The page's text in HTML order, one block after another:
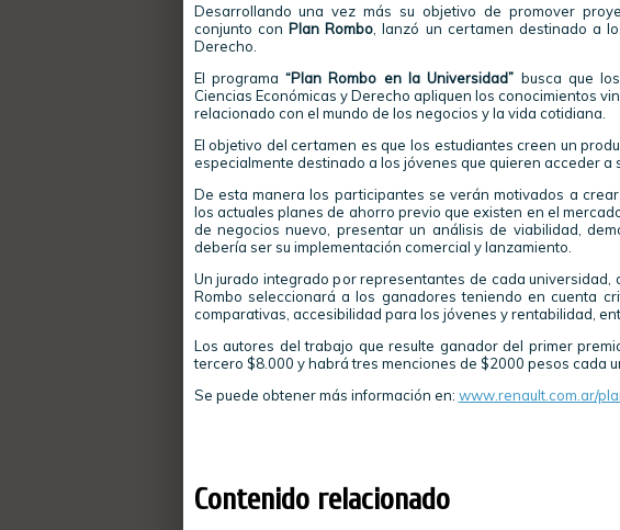
Desarrollando una vez más su objetivo de promover
conjunto con Plan Rombo , lanzó un certamen destinado a
Derecho.
El programa “Plan Rombo en la Universidad” busca que
Ciencias Económicas y Derecho apliquen los conocimientos
relacionado con el mundo de los negocios y la vida cotidiana.
El objetivo del certamen es que los estudiantes creen un
especialmente destinado a los jóvenes que quieren acceder a
De esta manera los participantes se verán motivados a
los actuales planes de ahorro previo que existen en el
de negocios nuevo, presentar un análisis de viabilidad,
debería ser su implementación comercial y lanzamiento.
Un jurado integrado por representantes de cada universidad,
Rombo seleccionará a los ganadores teniendo en cuenta
comparativas, accesibilidad para los jóvenes y rentabilidad,
Los autores del trabajo que resulte ganador del primer
tercero $8.000 y habrá tres menciones de $2000 pesos cada
Se puede obtener más información en: www.renault.com.ar/
Contenido relacionado